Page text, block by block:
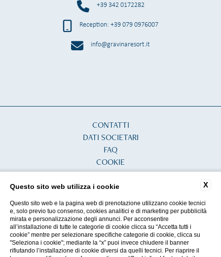
+39 342 0172282
Reception: +39 079 0976007
info@gravinaresort.it
CONTATTI
DATI SOCIETARI
FAQ
COOKIE
PRIVACY
ACCESSIBILITÀ
WEBSITE BY BLASTNESS
P.IVA 14923801006
CIN: IT090074B4000F4649
X
Questo sito web utilizza i cookie
Questo sito web e la pagina web di prenotazione utilizzano cookie tecnici
e, solo previo tuo consenso, cookies analitici e di marketing per pubblicità
mirata e personalizzazione degli annunci. Per acconsentire
all’installazione di tutte le categorie di cookie clicca su “Accetta tutti i
cookie” mentre per selezionare specifiche categorie di cookie, clicca su
"Seleziona i cookie"; mediante la “x” puoi invece chiudere il banner
rifiutando l’installazione di cookie diversi da quelli tecnici. Per riaprire il